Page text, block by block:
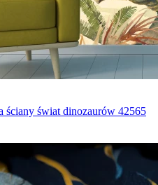
ściany świat dinozaurów 42565